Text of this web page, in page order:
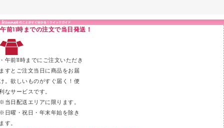
Ｚ式ファイル
２穴リフィル・２穴インデックス
印章用品
ラベル類
メンディングテープ
メッシュケース／ペンケース
フロアケース
午前11時までの注文で当日発送！
午前11時までにご注文いただき
すとご注文当日に商品をお届
。欲しいものがすぐ届く！便
なサービスです。
当日配送エリアに限ります。
日曜・祝日・年末年始を除き
す。